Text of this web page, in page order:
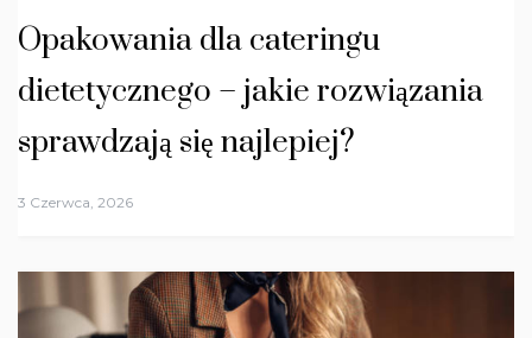
Opakowania dla cateringu
dietetycznego – jakie rozwiązania
sprawdzają się najlepiej?
3 Czerwca, 2026